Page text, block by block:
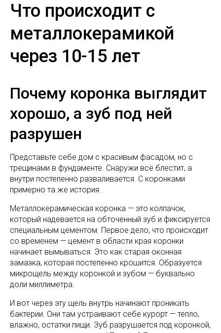
Что происходит с
металлокерамикой
через 10-15 лет
Почему коронка выглядит
хорошо, а зуб под ней
разрушен
Представьте себе дом с красивым фасадом, но с
трещинами в фундаменте. Снаружи всё блестит, а
внутри постепенно разваливается. С коронками
примерно та же история.
Металлокерамическая коронка — это колпачок,
который надевается на обточенный зуб и фиксируется
специальным цементом. Первое дело, что происходит
со временем — цемент в области края коронки
начинает вымываться. Это как старая оконная
замазка, которая постепенно крошится. Образуется
микрощель между коронкой и зубом — буквально
доли миллиметра.
И вот через эту щель внутрь начинают проникать
бактерии. Они там устраивают себе курорт — тепло,
влажно, остатки пищи. Зуб разрушается под коронкой,